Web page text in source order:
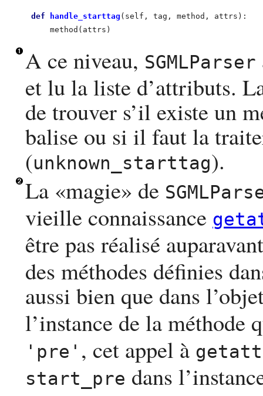
def handle_starttag (self, tag, method,
A ce niveau, SGMLParser
et lu la liste d’attributs.
de trouver s’il existe un
balise ou si il faut la
(unknown_starttag).
La «magie» de
vieille connaissance
être pas réalisé
des méthodes définies
aussi bien que dans
l’instance de la
'pre' , cet appel à
start_pre dans